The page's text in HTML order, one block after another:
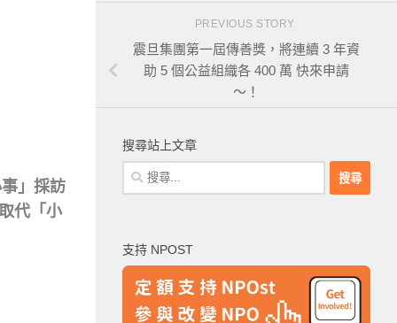
」採訪
代「小
PREVIOUS STORY
震旦集團第一屆傳善獎，將連續 3 年資
助 5 個公益組織各 400 萬 快來申請
～！
搜尋站上文章
搜
尋
字:
支持 NPOST